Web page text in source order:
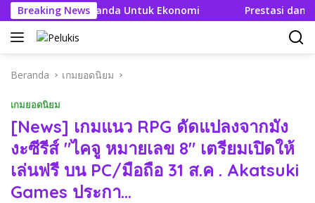
Langsung
ke
konten
Breaking News
Efek Berganda Untuk Ekonomi Prestasi dan
Beranda เกมยอดนิยม
เกมยอดนิยม
[News] เกมแนว RPG ดัดแปลงจากมัง
งะซีรีส์ "ไคจู หมายเลข 8" เตรียมเปิดให้
เล่นฟรี บน PC/มือถือ 31 ส.ค . Akatsuki
Games ประกา…